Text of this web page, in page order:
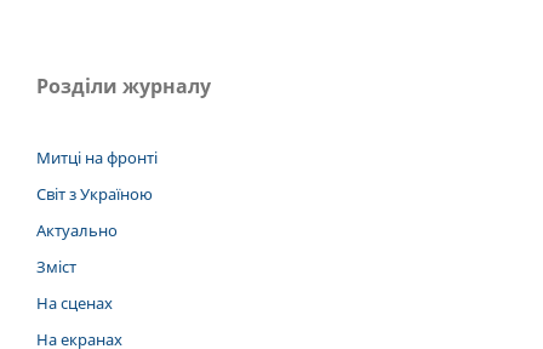
Розділи журналу
Митці на фронті
Світ з Україною
Актуально
Зміст
На сценах
На екранах